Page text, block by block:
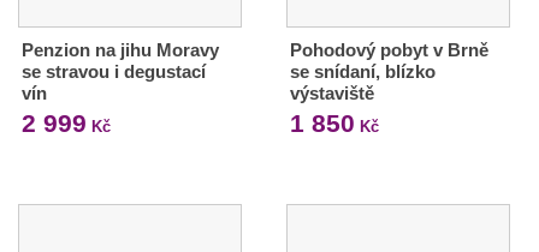
Penzion na jihu Moravy
se stravou i degustací
vín
2 999 Kč
Pohodový pobyt v Brně
se snídaní, blízko
výstaviště
1 850 Kč